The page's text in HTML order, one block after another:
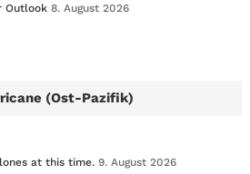
Outlook 8. August 2026
(Ost-Pazifik)
at this time. 9. August 2026